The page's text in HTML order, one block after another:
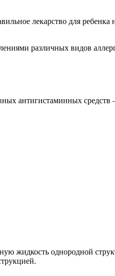
лекарство для
различных видов
антигистаминных средств
жидкость однородной